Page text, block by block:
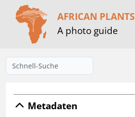
AFRICAN PLANTS
A photo guide
Metadaten